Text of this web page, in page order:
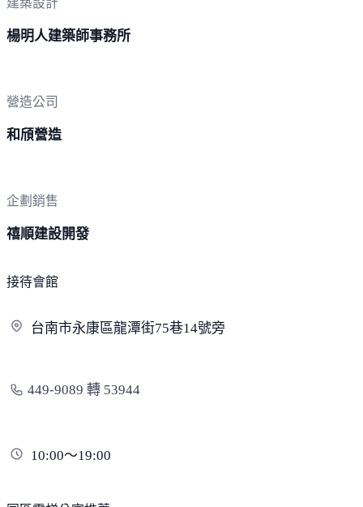
楊明人建築師事務所
營造公司
和頎營造
企劃銷售
禧順建設開發
接待會館
台南市永康區龍潭街75巷14號旁
449-9089 轉 53944
10:00～19:00